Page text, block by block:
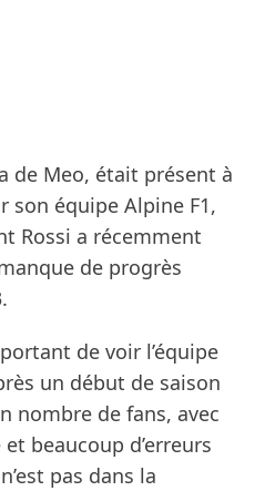
de Meo, était présent à
son équipe Alpine F1,
Rossi a récemment
de progrès
de voir l’équipe
un début de saison
nombre de fans, avec
beaucoup d’erreurs
pas dans la